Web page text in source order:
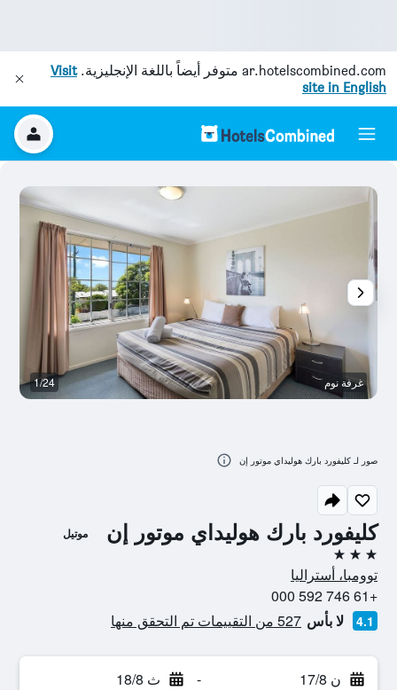
ar.hotelscombined.com متوفر أيضاً باللغة الإنجليزية.Visit
site in English
كليفورد بارك هوليداي موتور إن موتيل
3 نجوم
توومبا، أستراليا
+61 746 592 000
4.1 لا بأس 527 من التقييمات تم التحقق منها
ن 17/8 - ث 18/8
غرفة نوم 1/24
صور لـ كليفورد بارك هوليداي موتور إن